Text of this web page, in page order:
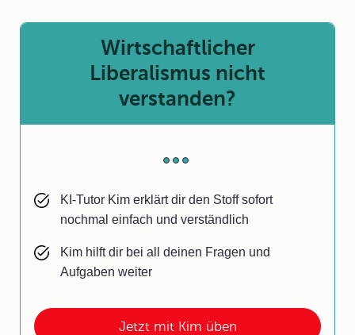
Jetzt mit Kim üben
Wirtschaftlicher
Liberalismus nicht
verstanden?
KI-Tutor Kim erklärt dir den Stoff sofort
nochmal einfach und verständlich
Kim hilft dir bei all deinen Fragen und
Aufgaben weiter